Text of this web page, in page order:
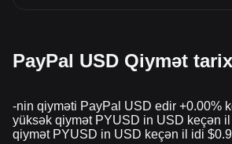
PayPal USD Qiymət
-nin qiyməti PayPal USD edir +0.00%
yüksək qiymət PYUSD in USD keçən il
qiymət PYUSD in USD keçən il idi